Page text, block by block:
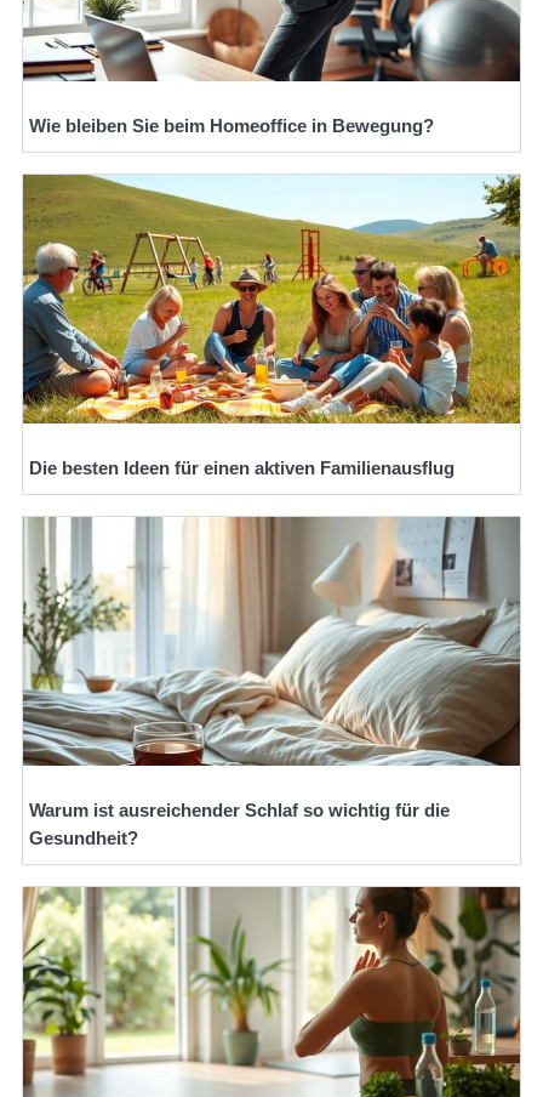
Wie bleiben Sie beim Homeoffice in Bewegung?
Die besten Ideen für einen aktiven Familienausflug
Warum ist ausreichender Schlaf so wichtig für die
Gesundheit?